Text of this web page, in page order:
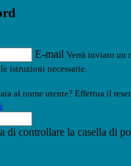
E-mail Verrà inviato un
istruzioni necessarie.
al nome utente? Effettua il
di controllare la casella di